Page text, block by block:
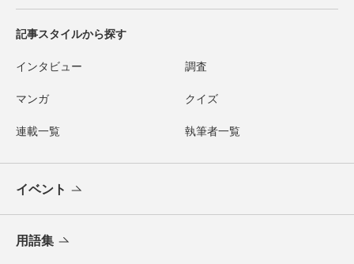
記事スタイルから探す
インタビュー 調査
マンガ クイズ
連載一覧 執筆者一覧
イベント
用語集